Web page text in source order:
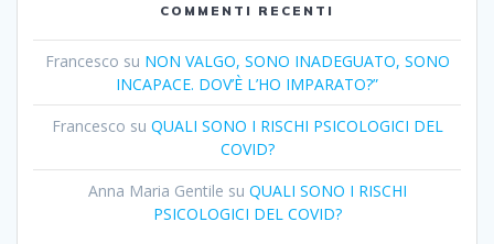
COMMENTI RECENTI
Francesco su NON VALGO, SONO INADEGUATO, SONO
INCAPACE. DOV’È L’HO IMPARATO?”
Francesco su QUALI SONO I RISCHI PSICOLOGICI DEL
COVID?
Anna Maria Gentile su QUALI SONO I RISCHI
PSICOLOGICI DEL COVID?